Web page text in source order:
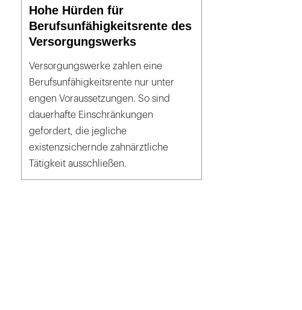
Hohe Hürden für
Berufsunfähigkeitsrente des
Versorgungswerks
Versorgungswerke zahlen eine
Berufsunfähigkeitsrente nur unter
engen Voraussetzungen. So sind
dauerhafte Einschränkungen
gefordert, die jegliche
existenzsichernde zahnärztliche
Tätigkeit ausschließen.